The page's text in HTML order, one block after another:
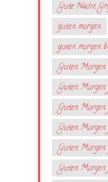
Gute Nacht
guten morgen
guten morgen
Guten Morgen
Guten Morgen
Guten Morgen
Guten
Guten Morgen
Guten